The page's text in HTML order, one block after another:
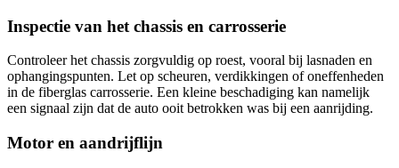
Inspectie van het chassis en carrosserie
Controleer het chassis zorgvuldig op roest, vooral bij lasnaden en
ophangingspunten. Let op scheuren, verdikkingen of oneffenheden
in de fiberglas carrosserie. Een kleine beschadiging kan namelijk
een signaal zijn dat de auto ooit betrokken was bij een aanrijding.
Motor en aandrijflijn